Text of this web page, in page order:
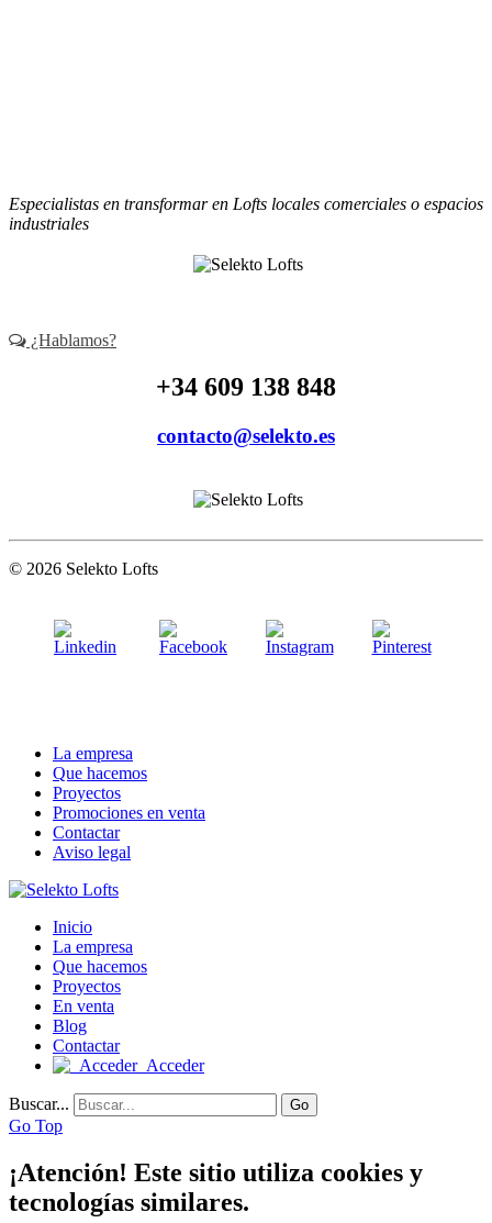
Especialistas en transformar en Lofts locales comerciales o espacios
industriales
¿Hablamos?
+34 609 138 848
contacto@selekto.es
© 2026 Selekto Lofts
La empresa
Que hacemos
Proyectos
Promociones en venta
Contactar
Aviso legal
Inicio
La empresa
Que hacemos
Proyectos
En venta
Blog
Contactar
Acceder
Buscar... Go
Go Top
¡Atención! Este sitio utiliza cookies y
tecnologías similares.